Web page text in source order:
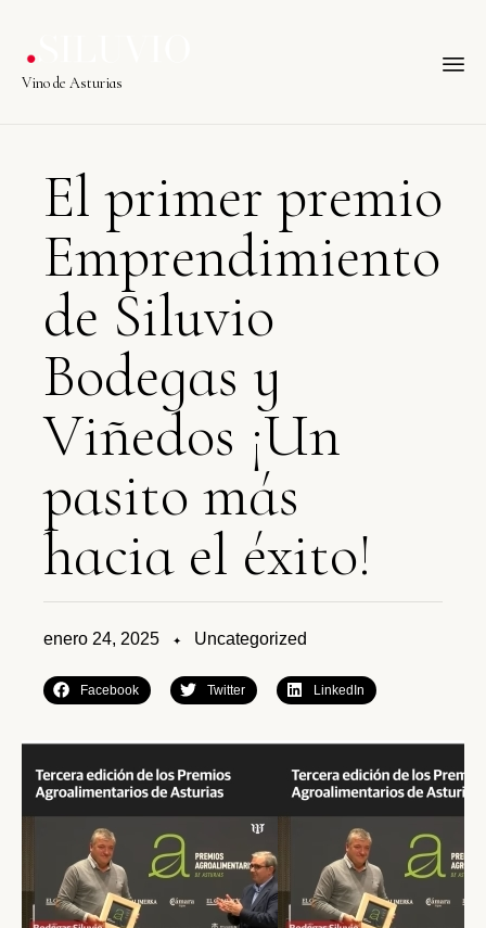
Vino de Asturias
El primer premio
Emprendimiento
de Siluvio
Bodegas y
Viñedos ¡Un
pasito más
hacia el éxito!
enero 24, 2025 ✦ Uncategorized
Facebook Twitter LinkedIn